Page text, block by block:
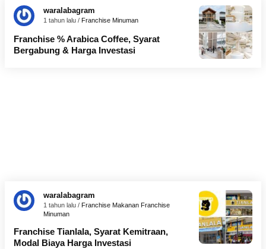
waralabagram
1 tahun lalu / Franchise Minuman
Franchise % Arabica Coffee, Syarat
Bergabung & Harga Investasi
waralabagram
1 tahun lalu / Franchise Makanan Franchise
Minuman
Franchise Tianlala, Syarat Kemitraan,
Modal Biaya Harga Investasi